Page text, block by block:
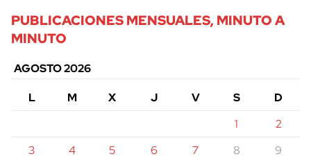
PUBLICACIONES MENSUALES, MINUTO A
MINUTO
AGOSTO 2026
L
M X J V S
D
1
2
3
4 5 6 7 8
9